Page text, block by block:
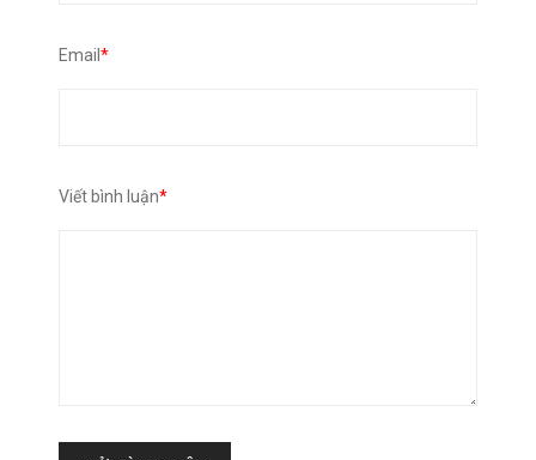
Email*
Viết bình luận*